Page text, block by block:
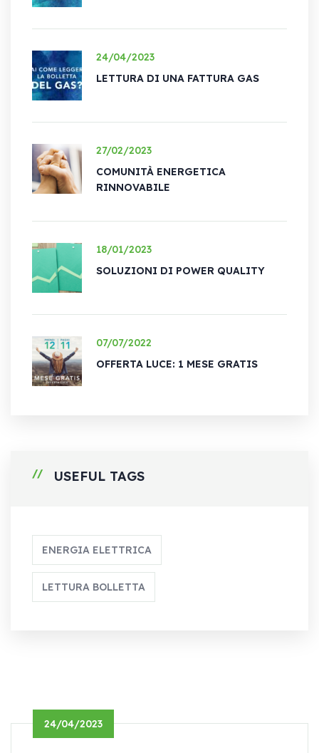
24/04/2023
LETTURA DI UNA FATTURA GAS
27/02/2023
COMUNITÀ ENERGETICA
RINNOVABILE
18/01/2023
SOLUZIONI DI POWER QUALITY
07/07/2022
OFFERTA LUCE: 1 MESE GRATIS
USEFUL TAGS
ENERGIA ELETTRICA
LETTURA BOLLETTA
24/04/2023